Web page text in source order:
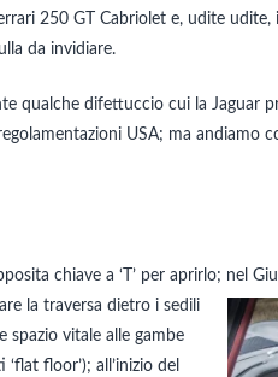
250 GT Cabriolet e, udite udite,
da invidiare.
qualche difettuccio cui la Jaguar
USA; ma andiamo
chiave a ‘T’ per aprirlo; nel
la traversa dietro i sedili
vitale alle gambe
floor’); all’inizio del